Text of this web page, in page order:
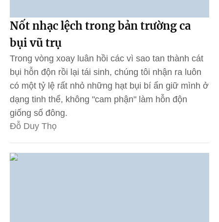
Nốt nhạc lệch trong bản trường ca
bụi vũ trụ
Trong vòng xoay luân hồi các vì sao tan thành cát
bụi hỗn độn rồi lại tái sinh, chúng tôi nhận ra luôn
có một tỷ lệ rất nhỏ những hạt bụi bí ẩn giữ mình ở
dạng tinh thể, không "cam phận" làm hỗn độn
giống số đông.
Đỗ Duy Thọ